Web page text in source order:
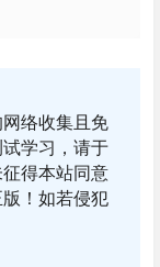
络收集且免
学习，请于
得本站同意
！如若侵犯